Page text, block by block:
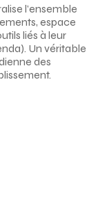
l’ensemble
espace
liés à leur
Un véritable
des